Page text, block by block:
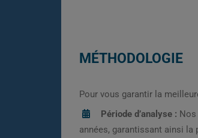
MÉTHODOLOGIE
Pour vous garantir la
Période d’analyse : Nos
années, garantissant ainsi la